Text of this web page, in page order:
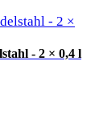
- 2 × 0,4 l